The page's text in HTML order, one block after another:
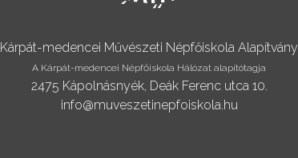
Kárpát-medencei Művészeti Népfőiskola Alapítvány
A Kárpát-medencei Népfőiskola Hálózat alapítótagja
2475 Kápolnásnyék, Deák Ferenc utca 10.
info@muveszetinepfoiskola.hu